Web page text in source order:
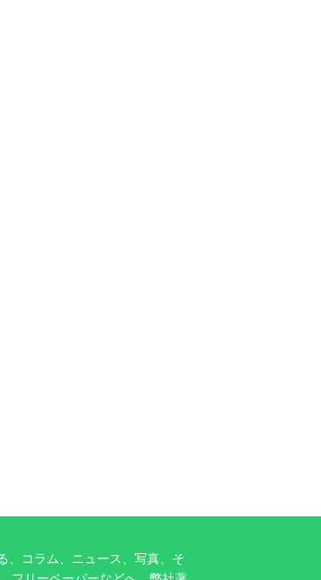
、コラム、ニュース、写真、そ